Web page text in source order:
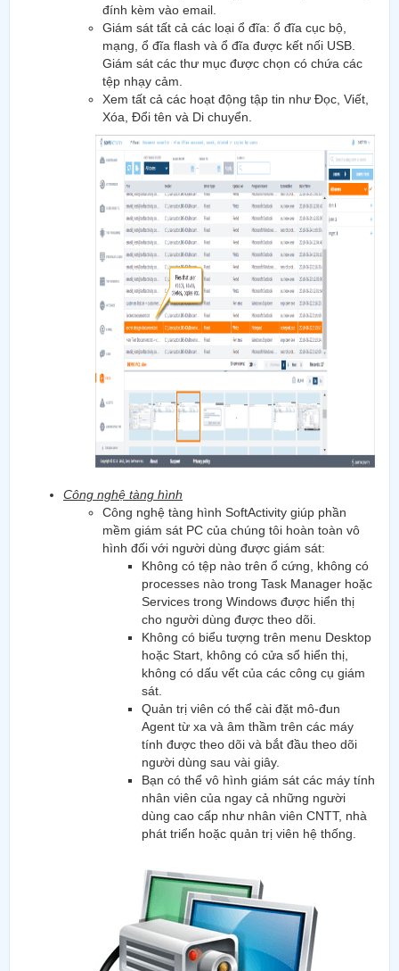
đính kèm vào email.
Giám sát tất cả các loại ổ đĩa: ổ đĩa cục bộ,
mạng, ổ đĩa flash và ổ đĩa được kết nối USB.
Giám sát các thư mục được chọn có chứa các
tệp nhạy cảm.
Xem tất cả các hoạt động tập tin như Đọc, Viết,
Xóa, Đổi tên và Di chuyển.
Công nghệ tàng hình
Công nghệ tàng hình SoftActivity giúp phần
mềm giám sát PC của chúng tôi hoàn toàn vô
hình đối với người dùng được giám sát:
Không có tệp nào trên ổ cứng, không có
processes nào trong Task Manager hoặc
Services trong Windows được hiển thị
cho người dùng được theo dõi.
Không có biểu tượng trên menu Desktop
hoặc Start, không có cửa sổ hiển thị,
không có dấu vết của các công cụ giám
sát.
Quản trị viên có thể cài đặt mô-đun
Agent từ xa và âm thầm trên các máy
tính được theo dõi và bắt đầu theo dõi
người dùng sau vài giây.
Bạn có thể vô hình giám sát các máy tính
nhân viên của ngay cả những người
dùng cao cấp như nhân viên CNTT, nhà
phát triển hoặc quản trị viên hệ thống.